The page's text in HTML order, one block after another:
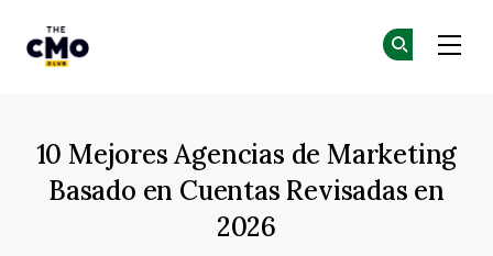
10 Mejores Agencias de Marketing
Basado en Cuentas Revisadas en
2026